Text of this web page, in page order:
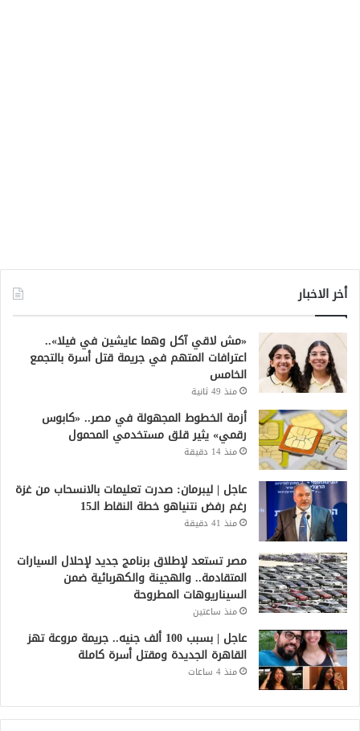
أخر الاخبار
«مش لاقي آكل وهما عايشين في فيلا»..
اعترافات المتهم في جريمة قتل أسرة بالتجمع
الخامس
منذ 49 ثانية
أزمة الخطوط المجهولة في مصر.. «كابوس
رقمي» يثير قلق مستخدمي المحمول
منذ 14 دقيقة
عاجل | ليبرمان: صدرت تعليمات بالانسحاب من غزة
رغم رفض نتنياهو خطة النقاط الـ15
منذ 41 دقيقة
مصر تستعد لإطلاق برنامج جديد لإحلال السيارات
المتقادمة.. والهجينة والكهربائية ضمن
السيناريوهات المطروحة
منذ ساعتين
عاجل | بسبب 100 ألف جنيه.. جريمة مروعة تهز
القاهرة الجديدة ومقتل أسرة كاملة
منذ 4 ساعات